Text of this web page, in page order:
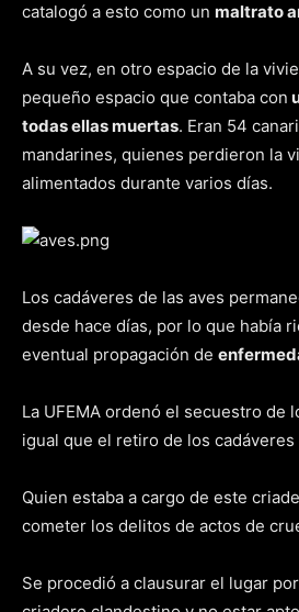
catalogó a esto como un maltrato
A su vez, en otro espacio de la
pequeño espacio que contaba con
todas ellas muertas. Eran 54
mandarines, quienes perdieron la
alimentados durante varios días.
Los cadáveres de las aves
desde hace días, por lo que había
eventual propagación de
La UFEMA ordenó el secuestro de
igual que el retiro de los cadáveres
Quien estaba a cargo de este
cometer los delitos de actos de
Se procedió a clausurar el lugar